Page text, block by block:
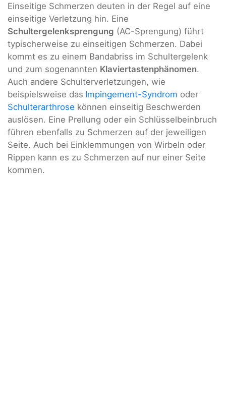
Einseitige Schmerzen deuten in der Regel auf eine
einseitige Verletzung hin. Eine
Schultergelenksprengung (AC-Sprengung) führt
typischerweise zu einseitigen Schmerzen. Dabei
kommt es zu einem Bandabriss im Schultergelenk
und zum sogenannten Klaviertastenphänomen.
Auch andere Schulterverletzungen, wie
beispielsweise das Impingement-Syndrom oder
Schulterarthrose können einseitig Beschwerden
auslösen. Eine Prellung oder ein Schlüsselbeinbruch
führen ebenfalls zu Schmerzen auf der jeweiligen
Seite. Auch bei Einklemmungen von Wirbeln oder
Rippen kann es zu Schmerzen auf nur einer Seite
kommen.